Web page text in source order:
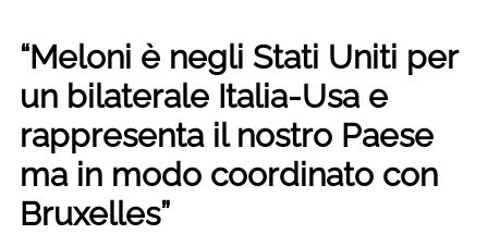
“Meloni è negli Stati Uniti per
un bilaterale Italia-Usa e
rappresenta il nostro Paese
ma in modo coordinato con
Bruxelles”